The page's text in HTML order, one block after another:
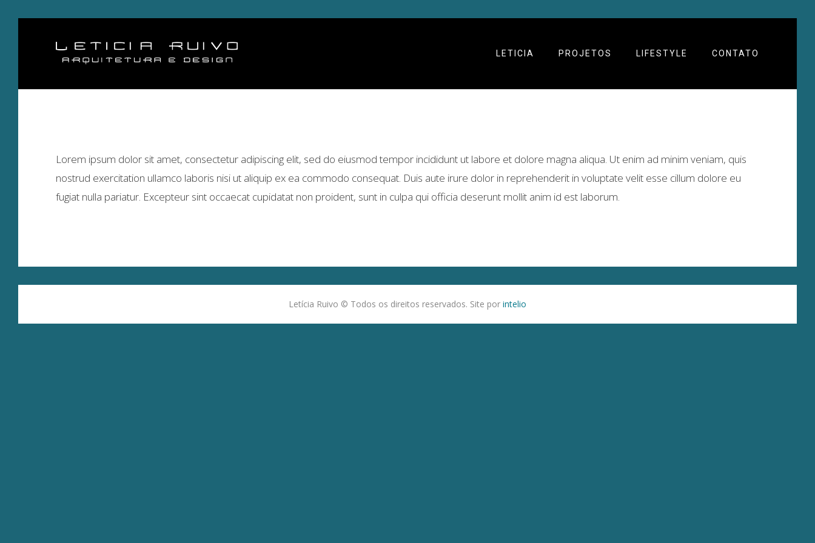
LETICIA PROJETOS LIFESTYLE CONTATO
Lorem ipsum dolor sit amet, consectetur adipiscing elit, sed do eiusmod tempor incididunt ut labore et dolore magna aliqua. Ut enim ad minim veniam, quis
nostrud exercitation ullamco laboris nisi ut aliquip ex ea commodo consequat. Duis aute irure dolor in reprehenderit in voluptate velit esse cillum dolore eu
fugiat nulla pariatur. Excepteur sint occaecat cupidatat non proident, sunt in culpa qui officia deserunt mollit anim id est laborum.
Letícia Ruivo © Todos os direitos reservados. Site por intelio